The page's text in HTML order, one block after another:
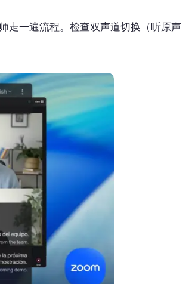
走一遍流程。检查双声道切换（听原声